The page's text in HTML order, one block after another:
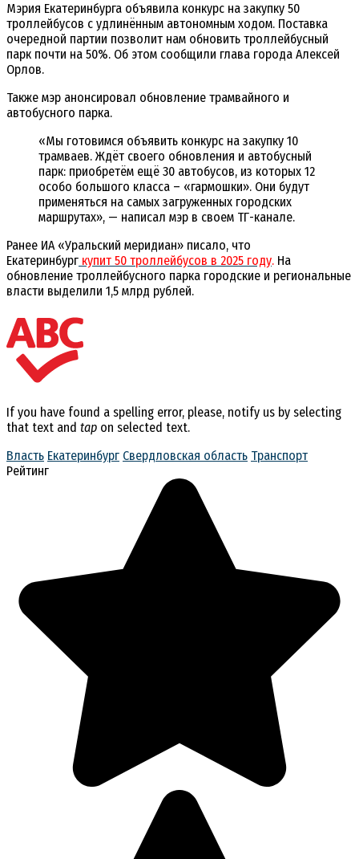
Мэрия Екатеринбурга объявила конкурс на закупку 50
троллейбусов с удлинённым автономным ходом. Поставка
очередной партии позволит нам обновить троллейбусный
парк почти на 50%. Об этом сообщили глава города Алексей
Орлов.
Также мэр анонсировал обновление трамвайного и
автобусного парка.
«Мы готовимся объявить конкурс на закупку 10
трамваев. Ждёт своего обновления и автобусный
парк: приобретём ещё 30 автобусов, из которых 12
особо большого класса – «гармошки». Они будут
применяться на самых загруженных городских
маршрутах», — написал мэр в своем ТГ-канале.
Ранее ИА «Уральский меридиан» писало, что
Екатеринбург купит 50 троллейбусов в 2025 году. На
обновление троллейбусного парка городские и региональные
власти выделили 1,5 млрд рублей.
If you have found a spelling error, please, notify us by selecting
that text and tap on selected text.
Власть Екатеринбург Свердловская область Транспорт
Рейтинг